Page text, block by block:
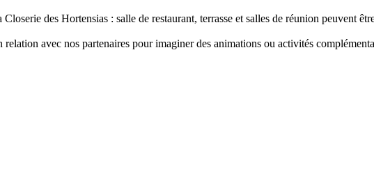
des Hortensias : salle de restaurant, terrasse et salles de réunion peuvent
avec nos partenaires pour imaginer des animations ou activités